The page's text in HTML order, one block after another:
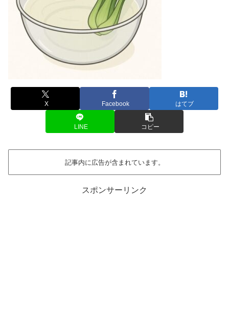
X Facebook はてブ
LINE コピー
記事内に広告が含まれています。
スポンサーリンク